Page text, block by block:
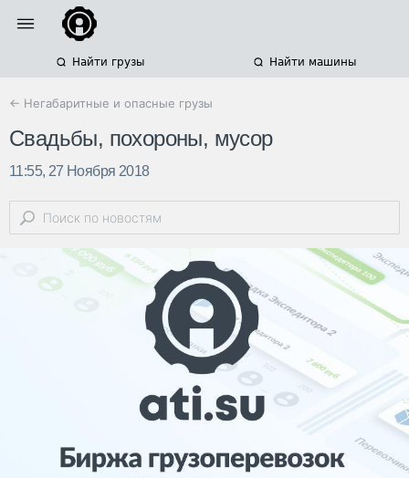
Найти грузы Найти машины
← Негабаритные и опасные грузы
Свадьбы, похороны, мусор
11:55, 27 Ноября 2018